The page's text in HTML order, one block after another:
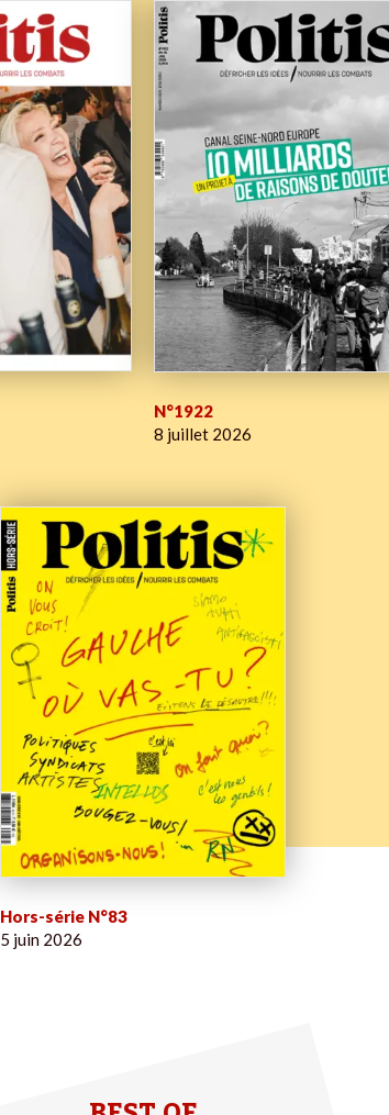
N°1922
8 juillet 2026
Hors-série N°83
5 juin 2026